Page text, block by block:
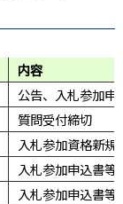
公告、入札参加申
質問受付締切
入札参加資格新
入札参加申込書
入札参加申込書等